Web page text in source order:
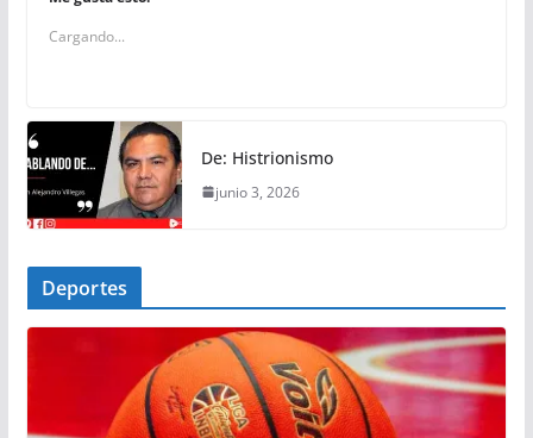
Cargando...
De: Histrionismo
junio 3, 2026
Deportes